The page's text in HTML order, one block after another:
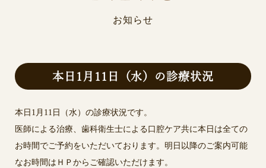
お知らせ
本日1月11日（水）の診療状況
本日1月11日（水）の診療状況です。
医師による治療、歯科衛生士による口腔ケア共に本日は全ての
お時間でご予約をいただいております。明日以降のご案内可能
なお時間はＨＰからご確認いただけます。